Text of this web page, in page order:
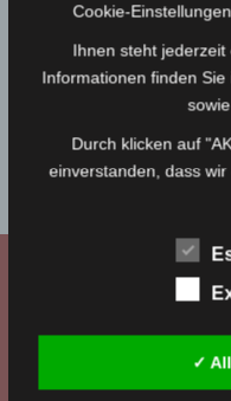
SIDEBAR 2
Dashboard und
Widgetbereich.
WIR BEI FACEBOOK
Cookie-
Ihnen steht
Informationen finden Sie
Durch klicken auf
einverstanden, dass
✓